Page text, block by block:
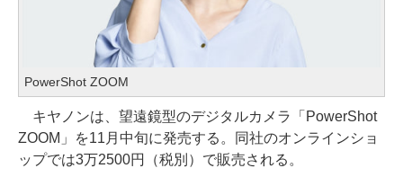
PowerShot ZOOM
キヤノンは、望遠鏡型のデジタルカメラ「PowerShot
ZOOM」を11月中旬に発売する。同社のオンラインショ
ップでは3万2500円（税別）で販売される。